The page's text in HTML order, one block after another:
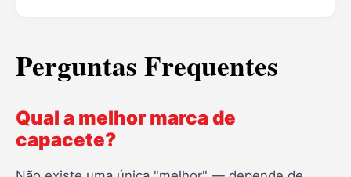
Perguntas Frequentes
Qual a melhor marca de
capacete?